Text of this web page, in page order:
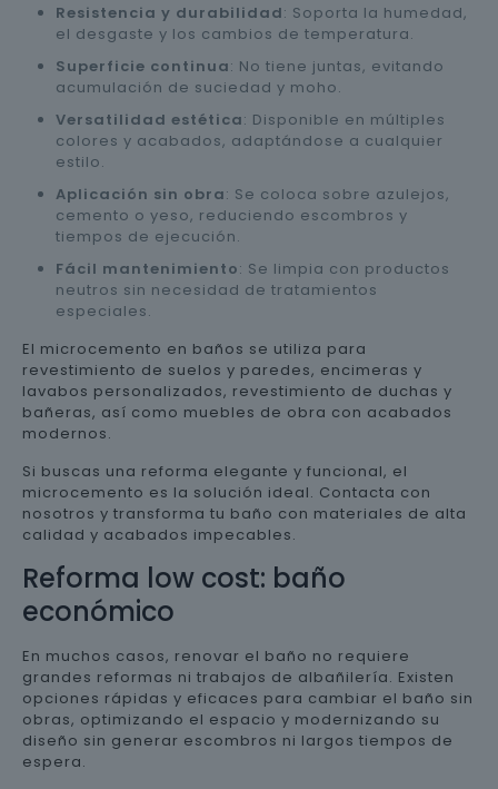
Resistencia y durabilidad: Soporta la humedad,
el desgaste y los cambios de temperatura.
Superficie continua: No tiene juntas, evitando
acumulación de suciedad y moho.
Versatilidad estética: Disponible en múltiples
colores y acabados, adaptándose a cualquier
estilo.
Aplicación sin obra: Se coloca sobre azulejos,
cemento o yeso, reduciendo escombros y
tiempos de ejecución.
Fácil mantenimiento: Se limpia con productos
neutros sin necesidad de tratamientos
especiales.
El microcemento en baños se utiliza para
revestimiento de suelos y paredes, encimeras y
lavabos personalizados, revestimiento de duchas y
bañeras, así como muebles de obra con acabados
modernos.
Si buscas una reforma elegante y funcional, el
microcemento es la solución ideal. Contacta con
nosotros y transforma tu baño con materiales de alta
calidad y acabados impecables.
Reforma low cost: baño
económico
En muchos casos, renovar el baño no requiere
grandes reformas ni trabajos de albañilería. Existen
opciones rápidas y eficaces para cambiar el baño sin
obras, optimizando el espacio y modernizando su
diseño sin generar escombros ni largos tiempos de
espera.